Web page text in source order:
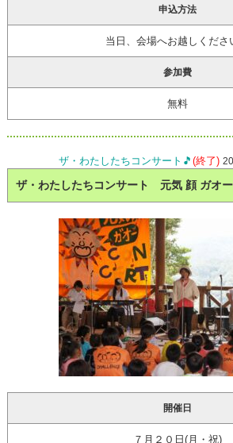
申込方法
当日、会場へお越しくださ
参加費
無料
ザ・わたしたちコンサート🎵(終了)
ザ・わたしたちコンサート 元気 顔 ガオ
開催日
７月２０日(月・祝)